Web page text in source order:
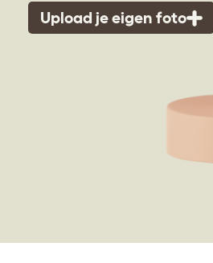
Upload je eigen foto